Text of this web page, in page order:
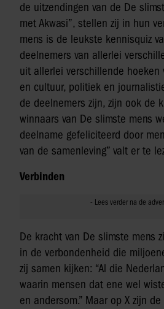
de uitzendingen van de De
met Akwasi”, stellen zij in hun
mens is de leukste kennisquiz
deelnemers van allerlei
uit allerlei verschillende hoeken
en cultuur, politiek en
de deelnemers zijn, zijn ook de
winnaars van De slimste mens
deelname gefeliciteerd door
van de samenleving” valt er te
Verbinden
De kracht van De slimste mens
in de verbondenheid die
zij samen kijken: “Al die
waarin mensen dat ene wel
en andersom.” Maar op X zijn